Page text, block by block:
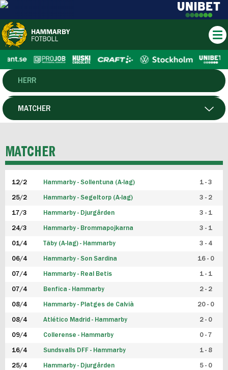
HERR
DAM
P19
F19
FUTSAL HERR
FUTSAL DAM
MATCHER
MATCHER
12/2 Hammarby - Sollentuna (A-lag) 1 - 3
25/2 Hammarby - Segeltorp (A-lag) 3 - 2
17/3 Hammarby - Djurgården 3 - 1
24/3 Hammarby - Brommapojkarna 3 - 1
01/4 Täby (A-lag) - Hammarby 3 - 4
06/4 Hammarby - Son Sardina 16 - 0
07/4 Hammarby - Real Betis 1 - 1
07/4 Benfica - Hammarby 2 - 2
08/4 Hammarby - Platges de Calvià 20 - 0
08/4 Atlético Madrid - Hammarby 2 - 0
09/4 Collerense - Hammarby 0 - 7
16/4 Sundsvalls DFF - Hammarby 1 - 8
25/4 Hammarby - Djurgården 5 - 0